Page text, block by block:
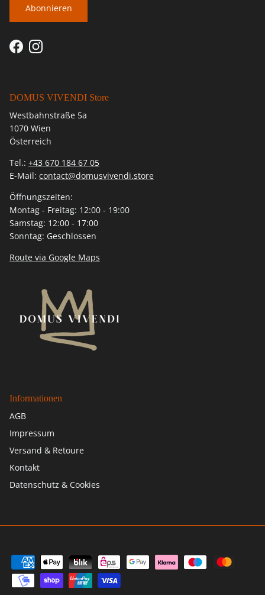
Abonnieren
FacebookInstagram
DOMUS VIVENDI Store
Westbahnstraße 5a
1070 Wien
Österreich
Tel.: +43 670 184 67 05
E-Mail: contact@domusvivendi.store
Öffnungszeiten:
Montag - Freitag: 12:00 - 19:00
Samstag: 12:00 - 17:00
Sonntag: Geschlossen
Route via Google Maps
Informationen
AGB
Impressum
Versand & Retoure
Kontakt
Datenschutz & Cookies